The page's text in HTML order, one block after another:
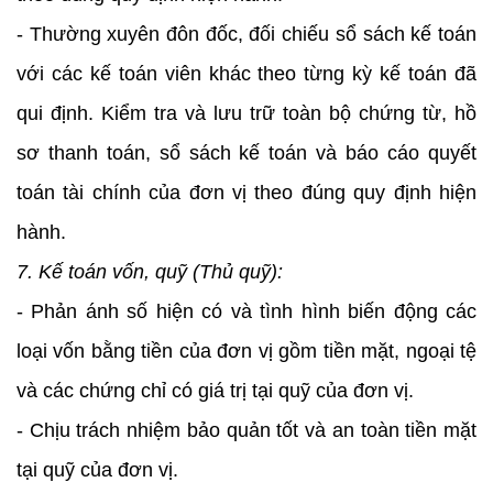
- Thường xuyên đôn đốc, đối chiếu sổ sách kế toán
với các kế toán viên khác theo từng kỳ kế toán đã
qui định. Kiểm tra và lưu trữ toàn bộ chứng từ, hồ
sơ thanh toán, sổ sách kế toán và báo cáo quyết
toán tài chính của đơn vị theo đúng quy định hiện
hành.
7. Kế toán vốn, quỹ (Thủ quỹ):
- Phản ánh số hiện có và tình hình biến động các
loại vốn bằng tiền của đơn vị gồm tiền mặt, ngoại tệ
và các chứng chỉ có giá trị tại quỹ của đơn vị.
- Chịu trách nhiệm bảo quản tốt và an toàn tiền mặt
tại quỹ của đơn vị.